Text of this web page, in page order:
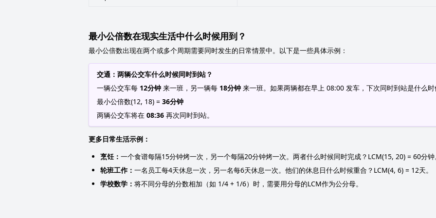
最小公倍数在现实生活中什么时候用到？
最小公倍数出现在两个或多个周期需要同时发生的日常情景中。以下是一些具体示例：
交通：两辆公交车什么时候同时到站？
一辆公交车每 12分钟 来一班，另一辆每 18分钟 来一班。如果两辆都在早上 08:00 发车，下次同时到站是什么
最小公倍数(12, 18) = 36分钟
两辆公交车将在 08:36 再次同时到站。
更多日常生活示例：
烹饪： 一个食谱每隔15分钟烤一次，另一个每隔20分钟烤一次。两者什么时候同时完成？LCM(15, 20) = 60分
轮班工作： 一名员工每4天休息一次，另一名每6天休息一次。他们的休息日什么时候重合？LCM(4, 6) = 12天。
学校数学： 将不同分母的分数相加（如 1/4 + 1/6）时，需要用分母的LCM作为公分母。